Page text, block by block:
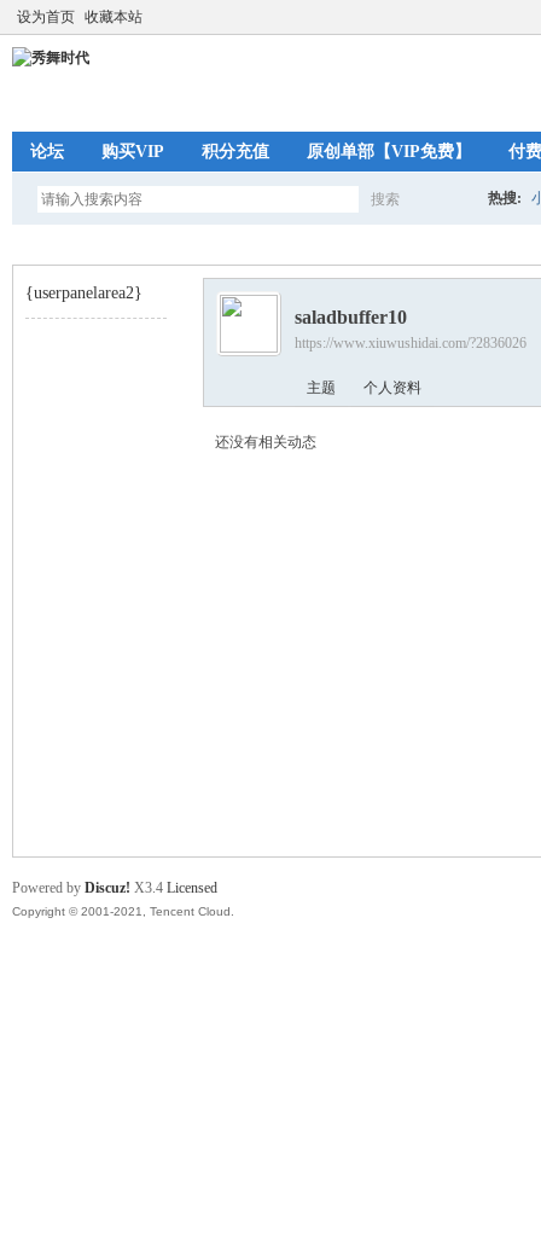
设为首页 收藏本站
论坛 购买VIP 积分充值 原创单部【VIP免费】 付
搜索
索
热搜:
{userpanelarea2}
saladbuffer10
https://www.xiuwushidai.com/?2836026
主题 个人资料
还没有相关动态
Powered by Discuz! X3.4 Licensed
Copyright © 2001-2021, Tencent Cloud.